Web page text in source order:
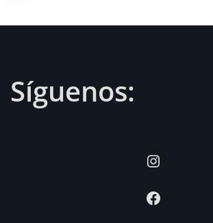
Síguenos:
Instagram
Facebook